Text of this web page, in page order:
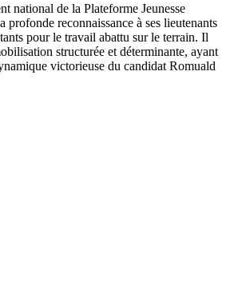
national de la Plateforme Jeunesse
reconnaissance à ses lieutenants
pour le travail abattu sur le terrain. Il
structurée et déterminante, ayant
victorieuse du candidat Romuald